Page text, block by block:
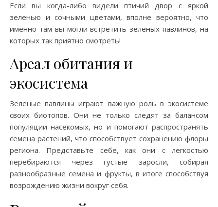
Если вы когда-либо видели птичий двор с яркой
зеленью и сочными цветами, вполне вероятно, что
именно там вы могли встретить зеленых павлинов, на
которых так приятно смотреть!
Ареал обитания и
экосистема
Зеленые павлины играют важную роль в экосистеме
своих биотопов. Они не только следят за балансом
популяции насекомых, но и помогают распространять
семена растений, что способствует сохранению флоры
региона. Представьте себе, как они с легкостью
перебираются через густые заросли, собирая
разнообразные семена и фрукты, в итоге способствуя
возрождению жизни вокруг себя.